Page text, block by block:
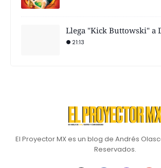
Llega "Kick Buttowski" a
21:13
El Proyector MX es un blog de Andrés
Reservados.